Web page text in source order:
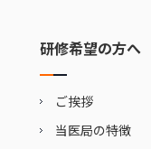
研修希望の方へ
ご挨拶
当医局の特徴